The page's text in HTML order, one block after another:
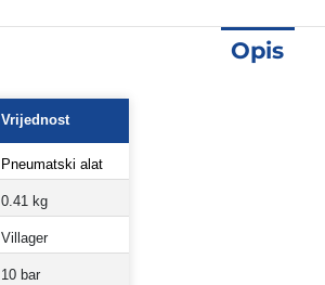
Opis
Vrijednost
Pneumatski alat
0.41 kg
Villager
10 bar